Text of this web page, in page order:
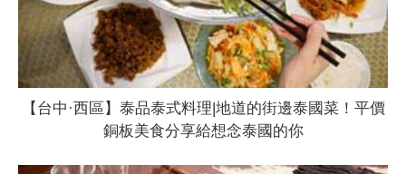
【台中·西區】泰品泰式料理|地道的街邊泰國菜！平價
銅板美食分享給想念泰國的你